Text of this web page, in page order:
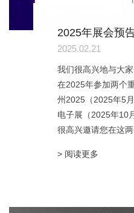
2025年展会预
2025.02.21
我们很高兴地与大
在2025年参加两个
州2025（2025年5
电子展（2025年10
很高兴邀请您在这
> 阅读更多